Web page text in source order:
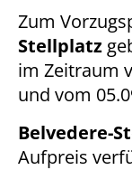
Zum
Stellplatz
im Zeitraum
und vom
Belvedere-
Aufpreis